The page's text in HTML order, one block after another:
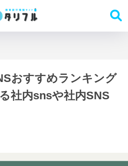
おすすめランキング
社内snsや社内SNS